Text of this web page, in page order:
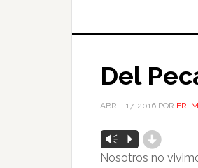
Del
ABRIL 17, 2016 POR FR.
Reproductor
de
Vm P d
Nosotros no